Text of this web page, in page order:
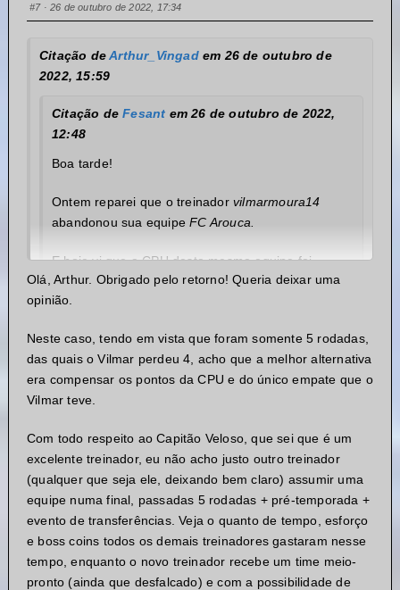
#7· 26 de outubro de 2022, 17:34
Citação deArthur_Vingadem 26 de outubro de
2022, 15:59
Citação deFesant em 26 de outubro de 2022,
12:48
Boa tarde!
Ontem reparei que o treinador vilmarmoura14
abandonou sua equipeFC Arouca.
E hoje vi que a CPU desta mesma equipe foi
substituída pelo treinadorCAPITÃO VELOSO .
Imagino que haja uma razão para isto (talvez
abandono por questões de saúde, não sei). Porque
vale lembrar que dentro das regras da competição
diz que:
- Se um treinador abandonar a sua equipe,
nenhuma correção será feita na pontuação da liga,
CPU’s não serão substituídas.
Também sei que as decisões da organização são
soberanas e levam em conta o bom andamento da
competição, e por este motivo acho justo pedir
explicações sobre o ocorrido.
Olá, Arthur. Obrigado pelo retorno! Queria deixar uma
opinião.
Neste caso, tendo em vista que foram somente 5 rodadas,
das quais o Vilmar perdeu 4, acho que a melhor alternativa
era compensar os pontos da CPU e do único empate que o
Vilmar teve.
Com todo respeito ao Capitão Veloso, que sei que é um
excelente treinador, eu não acho justo outro treinador
(qualquer que seja ele, deixando bem claro) assumir uma
equipe numa final, passadas 5 rodadas + pré-temporada +
evento de transferências. Veja o quanto de tempo, esforço
e boss coins todos os demais treinadores gastaram nesse
tempo, enquanto o novo treinador recebe um time meio-
pronto (ainda que desfalcado) e com a possibilidade de